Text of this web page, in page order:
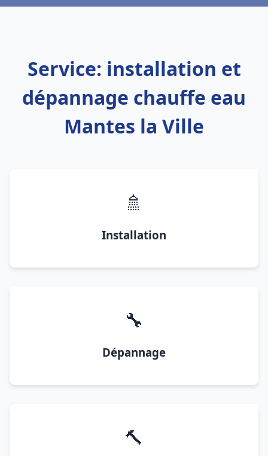
Service: installation et
dépannage chauffe eau
Mantes la Ville
🚿
Installation
🔧
Dépannage
🔨